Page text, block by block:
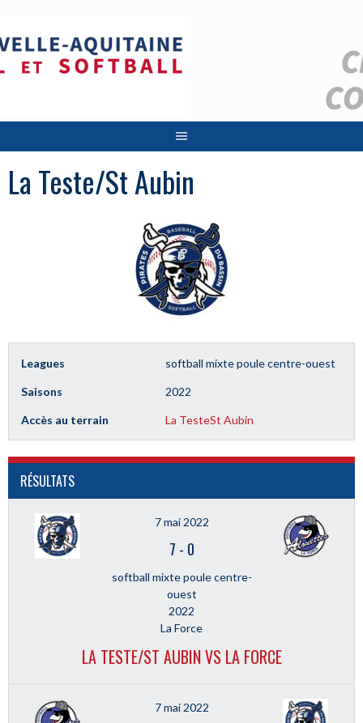
contenu
La Teste/St Aubin
Leagues softball mixte poule centre-ouest
Saisons 2022
Accès au terrain La TesteSt Aubin
RÉSULTATS
7 mai 2022
7 - 0
softball mixte poule centre-
ouest
2022
La Force
LA TESTE/ST AUBIN VS LA FORCE
7 mai 2022